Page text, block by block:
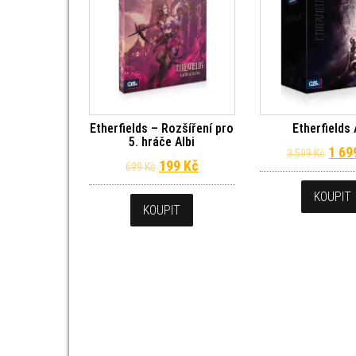
Etherfields – Rozšíření pro
5. hráče Albi
699Kč Původní cena byla: 699 Kč.
199 KčAktuální cena je: 199 Kč.
KOUPIT
Etherfields
3 599Kč 1
KOUPIT